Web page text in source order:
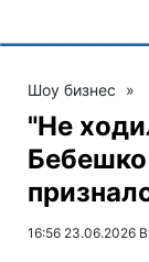
Шоу бизнес »
"Не
16:56 23.06.2026